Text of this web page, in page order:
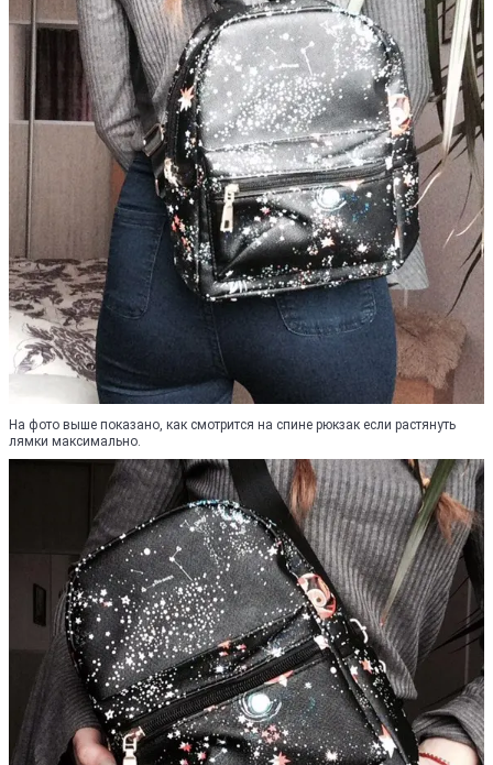
На фото выше показано, как смотрится на спине рюкзак если растянуть
лямки максимально.